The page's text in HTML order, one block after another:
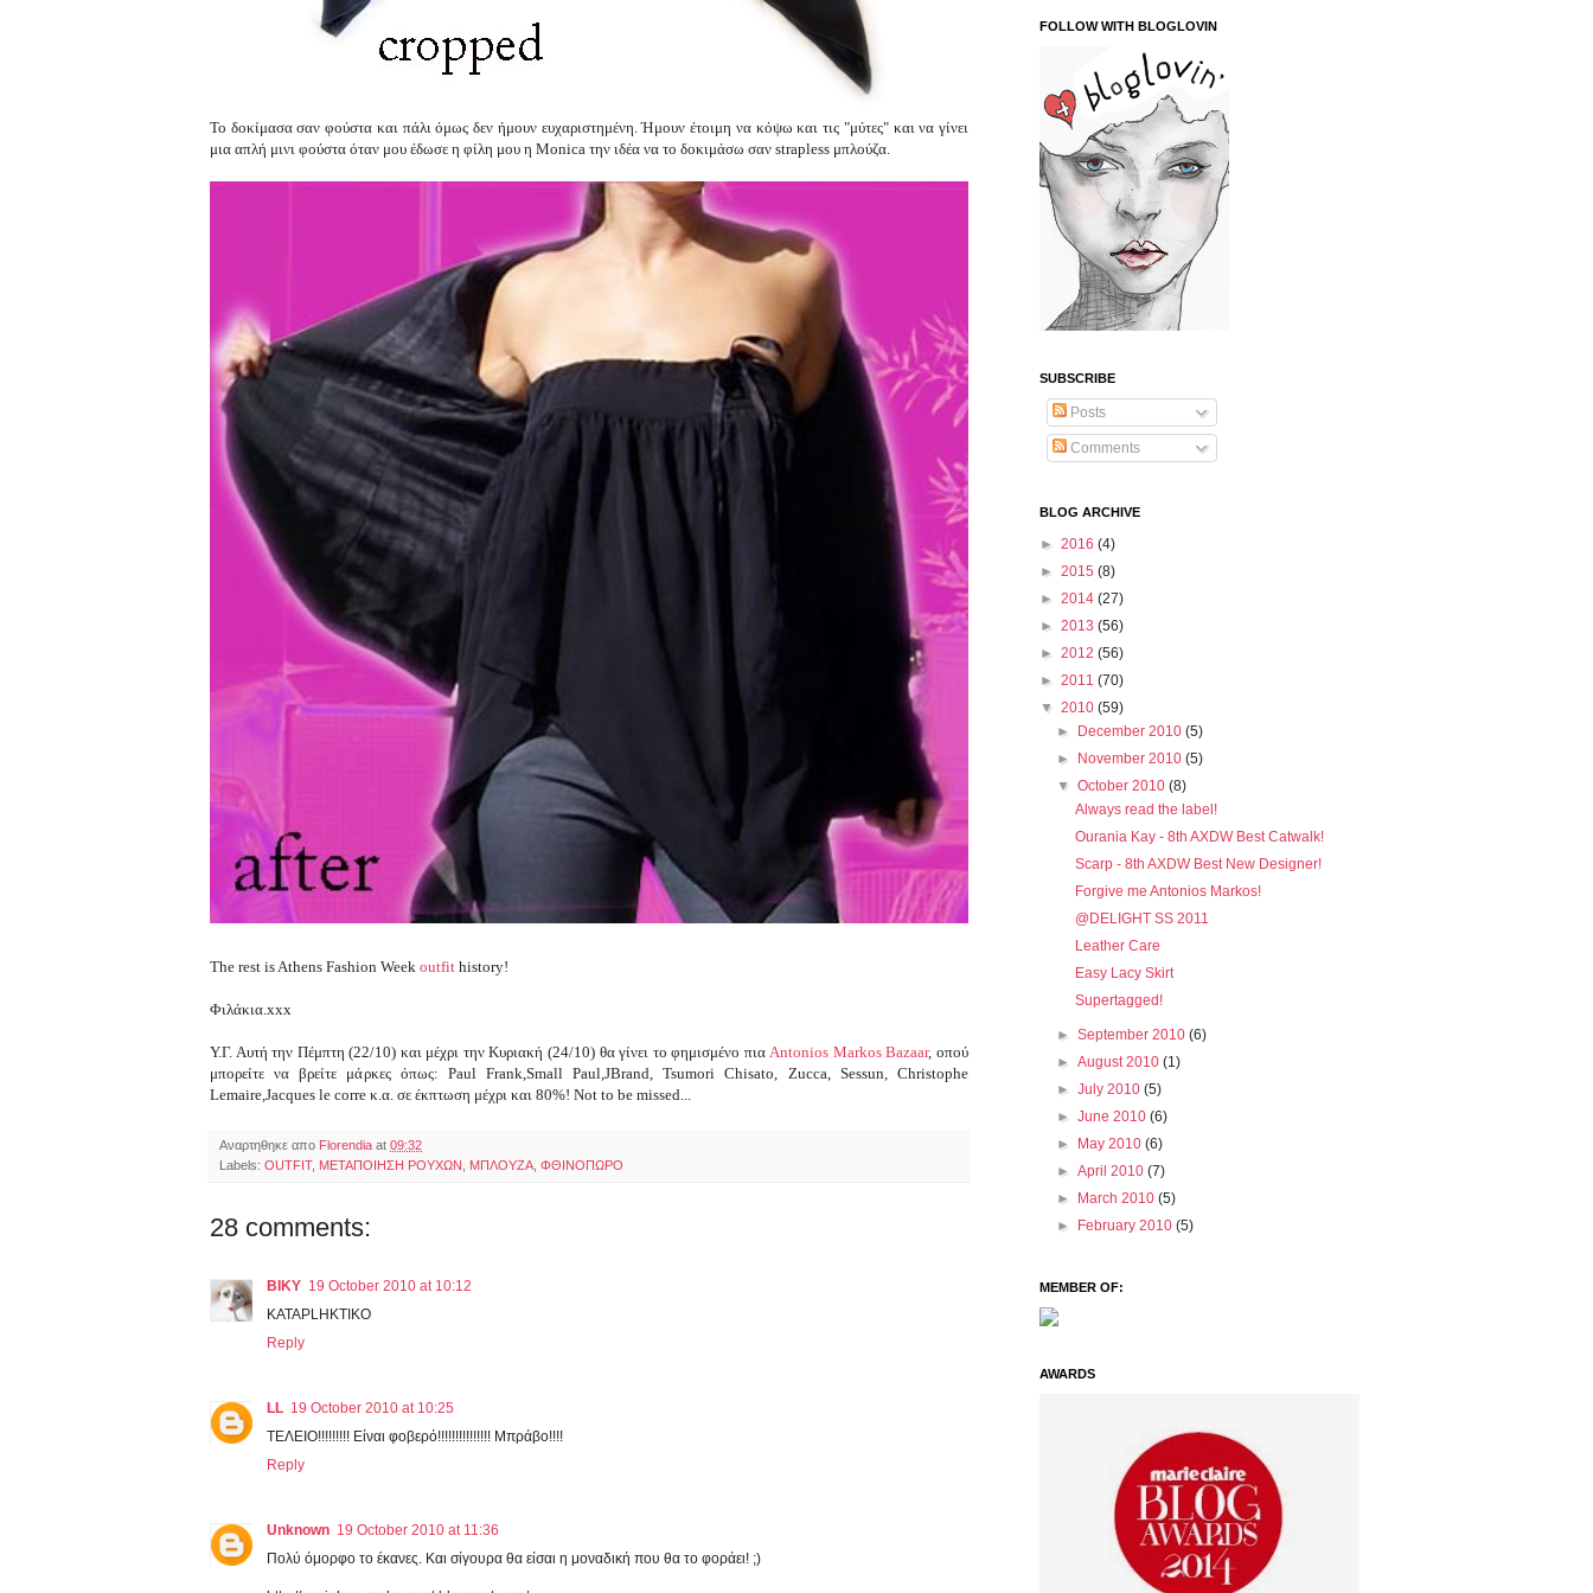
Το δοκίμασα σαν φούστα και πάλι όμως δεν ήμουν ευχαριστημένη. Ήμουν έτοιμη να κόψω και τις "μύτες" και να γίνει
μια απλή μινι φούστα όταν μου έδωσε η φίλη μου η Monica την ιδέα να το δοκιμάσω σαν strapless μπλούζα.
The rest is Athens Fashion Week outfit history!
Φιλάκια.xxx
Υ.Γ. Αυτή την Πέμπτη (22/10) και μέχρι την Κυριακή (24/10) θα γίνει το φημισμένο πια Antonios Markos Bazaar, οπού
μπορείτε να βρείτε μάρκες όπως: Paul Frank,Small Paul,JBrand, Tsumori Chisato, Zucca, Sessun, Christophe
Lemaire,Jacques le corre κ.α. σε έκπτωση μέχρι και 80%! Not to be missed...
Αναρτηθηκε απο Florendia at 09:32
Labels: OUTFIT, ΜΕΤΑΠΟΙΗΣΗ ΡΟΥΧΩΝ ΜΠΛΟΥΖΑ ΦΘΙΝΟΠΩΡΟ
28 comments:
BIKY 19 October 2010 at 10:12
KATAPLHKTIKO
Reply
LL 19 October 2010 at 10:25
ΤΕΛΕΙΟ!!!!!!!!! Είναι φοβερό!!!!!!!!!!!!!!! Μπράβο!!!!
Reply
Unknown 19 October 2010 at 11:36
Πολύ όμορφο το έκανες. Και σίγουρα θα είσαι η μοναδική που θα το φοράει! ;)
FOLLOW WITH BLOGLOVIN
SUBSCRIBE
Posts
Comments
BLOG ARCHIVE
► 2016 (4)
► 2015 (8)
► 2014 (27)
► 2013 (56)
► 2012 (56)
► 2011 (70)
▼ 2010 (59)
►
December 2010(5)
►
November 2010(5)
▼October 2010(8)
Always read the label!
Ourania Kay - 8th AXDW Best Catwalk!
Scarp - 8th AXDW Best New Designer!
Forgive me Antonios Markos!
@DELIGHT SS 2011
Leather Care
Easy Lacy Skirt
Supertagged!
►September 2010(6)
►August 2010(1)
►July 2010(5)
►June 2010(6)
►
May 2010(6)
►April 2010(7)
►
March 2010(5)
►
February 2010(5)
MEMBER OF:
AWARDS